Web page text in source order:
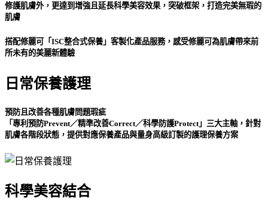
修護肌膚外，更達到增強且延長科學美容效果，突破框架，打造完美無瑕的
肌膚
搭配修麗可「ISC整合式保養」客製化產品服務，感受修麗可為肌膚帶來前
所未有的美麗新體驗
日常保養護理
預防且改善各種肌膚問題瑕疵
「專利預防Prevent／精準改善Correct／科學防護Protect」三大主軸 ，針對
肌膚各階段狀態，提供對應保養產品與量身高級訂製的護理保養方案
科學美容結合